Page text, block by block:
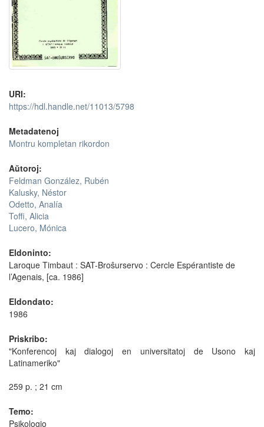
URI:
https://hdl.handle.net/11013/5798
Metadatenoj
Montru kompletan rikordon
Aŭtoroj:
Feldman González, Rubén
Kalusky, Néstor
Odetto, Analía
Toffi, Alicia
Lucero, Mónica
Eldoninto:
Laroque Timbaut : SAT-Broŝurservo : Cercle Espérantiste de
l’Agenais, [ca. 1986]
Eldondato:
1986
Priskribo:
"Konferencoj kaj dialogoj en universitatoj de Usono kaj
Latinameriko"
259 p. ; 21 cm
Temo:
Psikologio